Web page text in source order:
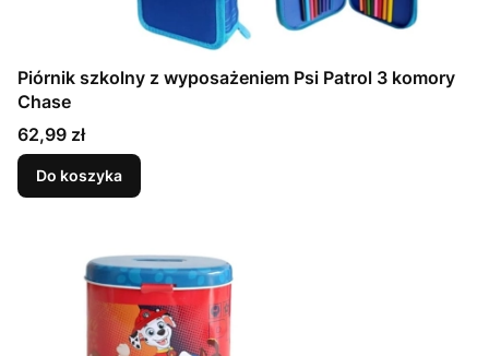
Piórnik szkolny z wyposażeniem Psi Patrol 3 komory
Chase
Cena
62,99 zł
Do koszyka